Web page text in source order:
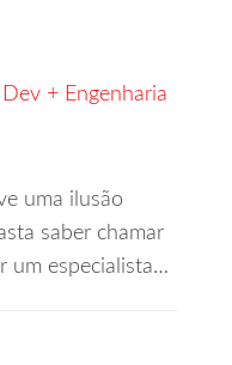
+ Engenharia
uma ilusão
saber chamar
um especialista…